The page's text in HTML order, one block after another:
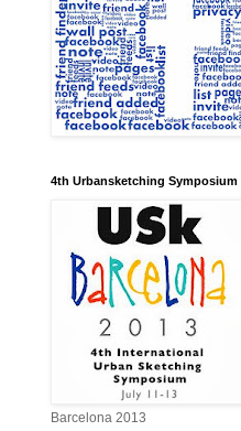
4th Urbansketching Symposium
Barcelona 2013